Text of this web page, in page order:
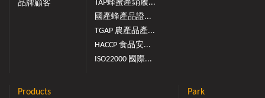
品牌顧客
TAP蜂蜜產銷履...
國產蜂產品證...
TGAP 農產品產...
HACCP 食品安...
ISO22000 國際...
Products Park